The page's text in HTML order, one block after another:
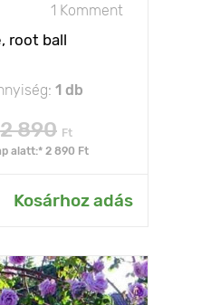
1 Komment
root ball
1 db
2 890 Ft
alatt:* 2 890 Ft
Kosárhoz adás